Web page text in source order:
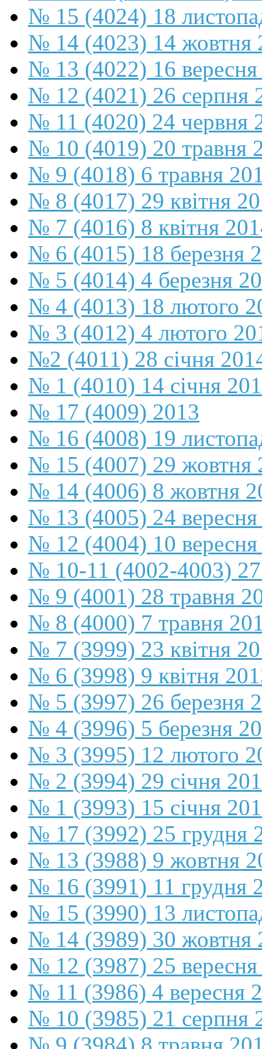
№ 15 (4024) 18
№ 14 (4023) 14 жовтня
№ 13 (4022) 16
№ 12 (4021) 26 серпня
№ 11 (4020) 24 червня
№ 10 (4019) 20 травня
№ 9 (4018) 6 травня
№ 8 (4017) 29 квітня
№ 7 (4016) 8 квітня
№ 6 (4015) 18 березня
№ 5 (4014) 4 березня
№ 4 (4013) 18 лютого
№ 3 (4012) 4 лютого
№2 (4011) 28 січня
№ 1 (4010) 14 січня
№ 17 (4009) 2013
№ 16 (4008) 19
№ 15 (4007) 29 жовтня
№ 14 (4006) 8 жовтня
№ 13 (4005) 24
№ 12 (4004) 10
№ 10-11 (4002-4003)
№ 9 (4001) 28 травня
№ 8 (4000) 7 травня
№ 7 (3999) 23 квітня
№ 6 (3998) 9 квітня
№ 5 (3997) 26 березня
№ 4 (3996) 5 березня
№ 3 (3995) 12 лютого
№ 2 (3994) 29 січня
№ 1 (3993) 15 січня
№ 17 (3992) 25 грудня
№ 13 (3988) 9 жовтня
№ 16 (3991) 11 грудня
№ 15 (3990) 13
№ 14 (3989) 30 жовтня
№ 12 (3987) 25
№ 11 (3986) 4 вересня
№ 10 (3985) 21 серпня